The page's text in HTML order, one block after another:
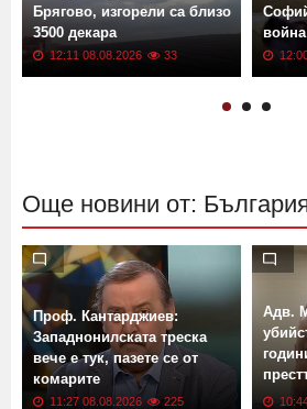
Брягово, изгорели са близо
3500 декара
12:11 08.08.2026 33
Още новини от:
Проф. Кантарджиев:
Западнонилската треска
вече е тук, пазете се от
комарите
11:27 08.08.2026 225
Адв.
малко